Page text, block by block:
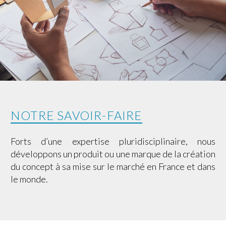
NOTRE SAVOIR-FAIRE
Forts d’une expertise pluridisciplinaire, nous
développons un produit ou une marque de la création
du concept à sa mise sur le marché en France et dans
le monde.